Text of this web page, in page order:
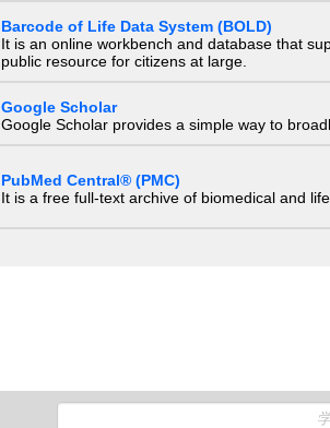
Barcode of Life Data System (BOLD)
It is an online workbench and database that
public resource for citizens at large.
Google Scholar
Google Scholar provides a simple way to
PubMed Central® (PMC)
It is a free full-text archive of biomedical and